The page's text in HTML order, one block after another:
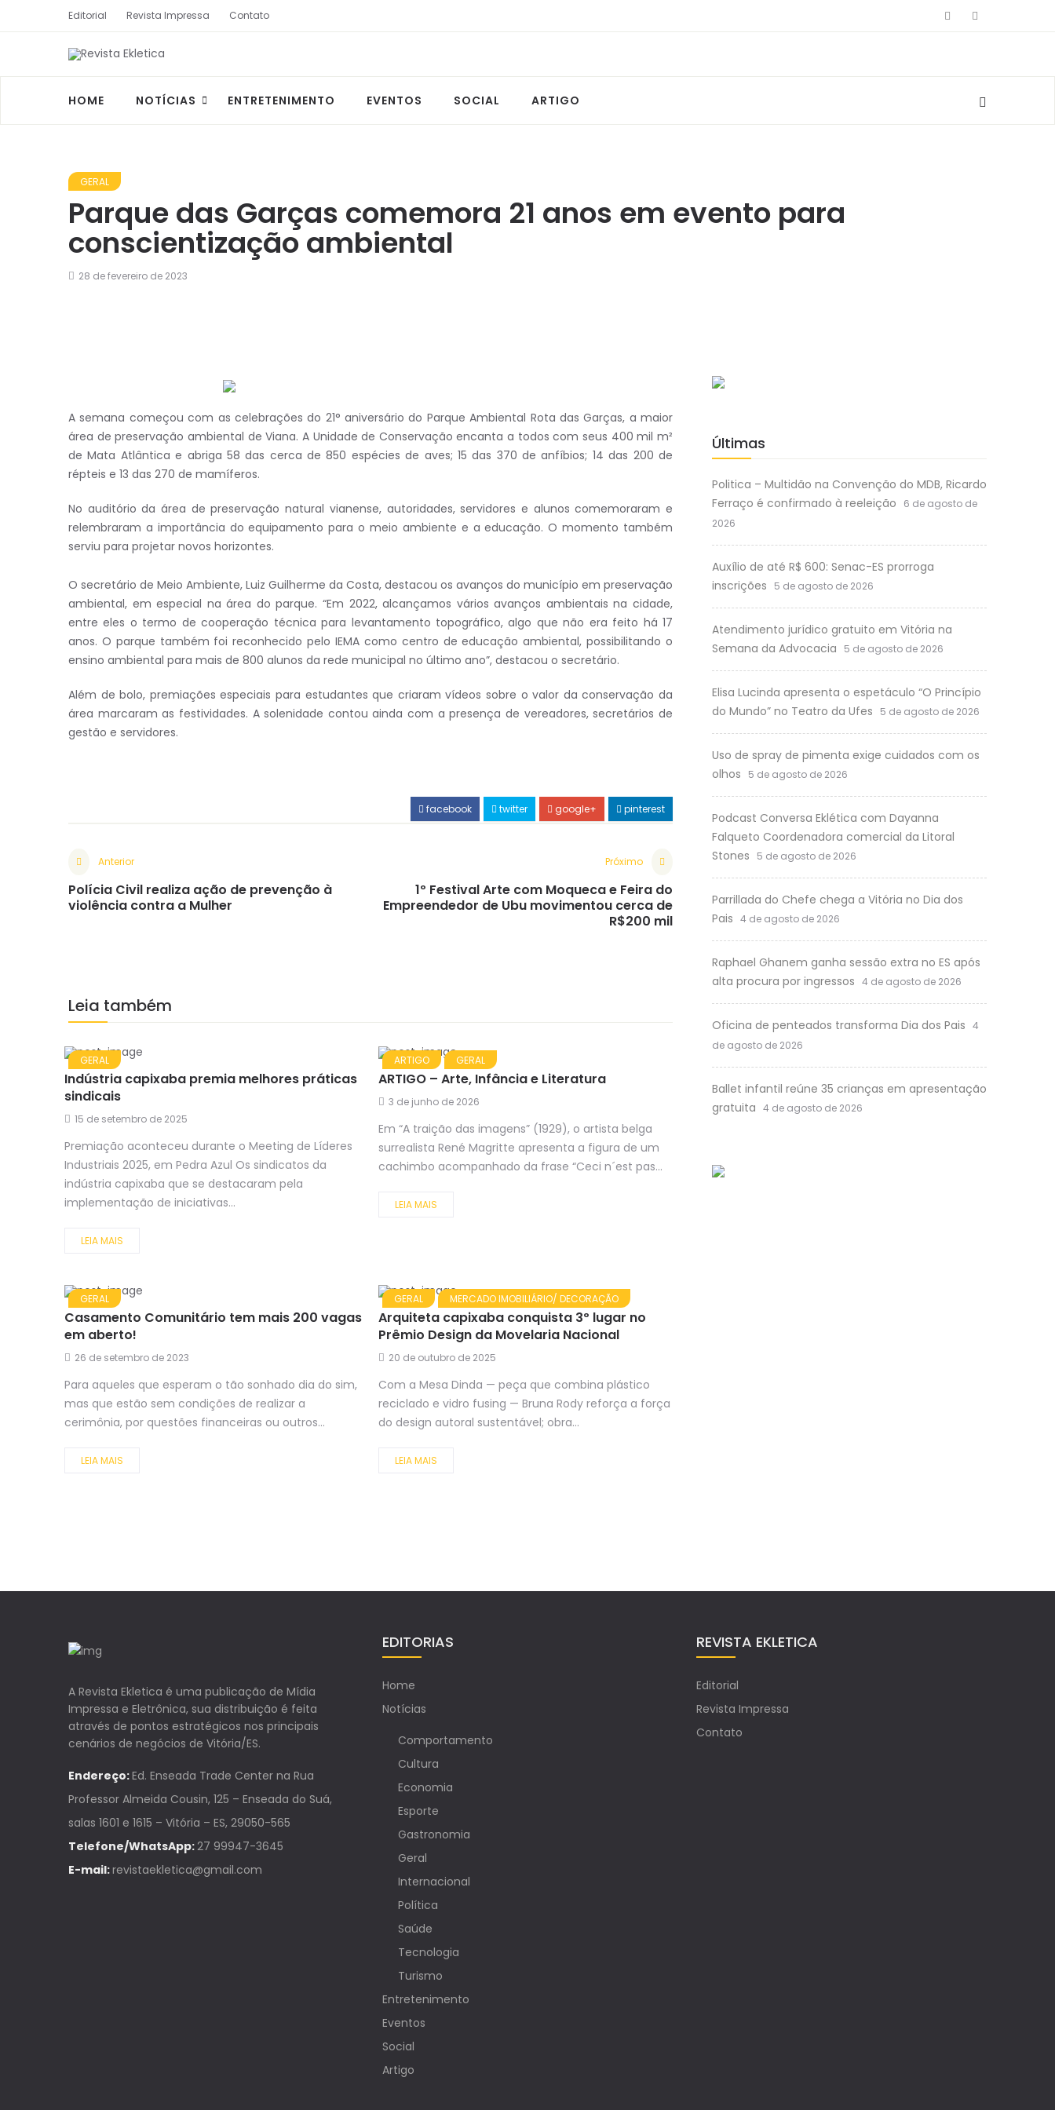
Editorial Revista Impressa Contato
HOME NOTÍCIAS ENTRETENIMENTO EVENTOS SOCIAL ARTIGO
GERAL
Parque das Garças comemora 21 anos em evento para
conscientização ambiental
28 de fevereiro de 2023
A semana começou com as celebrações do 21° aniversário do Parque Ambiental Rota das Garças, a maior
área de preservação ambiental de Viana. A Unidade de Conservação encanta a todos com seus 400 mil m²
de Mata Atlântica e abriga 58 das cerca de 850 espécies de aves; 15 das 370 de anfíbios; 14 das 200 de
répteis e 13 das 270 de mamíferos.
No auditório da área de preservação natural vianense, autoridades, servidores e alunos comemoraram e
relembraram a importância do equipamento para o meio ambiente e a educação. O momento também
serviu para projetar novos horizontes.
O secretário de Meio Ambiente, Luiz Guilherme da Costa, destacou os avanços do município em preservação
ambiental, em especial na área do parque. “Em 2022, alcançamos vários avanços ambientais na cidade,
entre eles o termo de cooperação técnica para levantamento topográfico, algo que não era feito há 17
anos. O parque também foi reconhecido pelo IEMA como centro de educação ambiental, possibilitando o
ensino ambiental para mais de 800 alunos da rede municipal no último ano”, destacou o secretário.
Além de bolo, premiações especiais para estudantes que criaram vídeos sobre o valor da conservação da
área marcaram as festividades. A solenidade contou ainda com a presença de vereadores, secretários de
gestão e servidores.
facebook twitter google+ pinterest
Anterior
Polícia Civil realiza ação de prevenção à
violência contra a Mulher
Próximo
1º Festival Arte com Moqueca e Feira do
Empreendedor de Ubu movimentou cerca de
R$200 mil
Leia também
GERAL
Indústria capixaba premia melhores práticas
sindicais
15 de setembro de 2025
Premiação aconteceu durante o Meeting de Líderes
Industriais 2025, em Pedra Azul Os sindicatos da
indústria capixaba que se destacaram pela
implementação de iniciativas...
LEIA MAIS
ARTIGO GERAL
ARTIGO – Arte, Infância e Literatura
3 de junho de 2026
Em “A traição das imagens” (1929), o artista belga
surrealista René Magritte apresenta a figura de um
cachimbo acompanhado da frase “Ceci n´est pas...
LEIA MAIS
GERAL
Casamento Comunitário tem mais 200 vagas
em aberto!
26 de setembro de 2023
Para aqueles que esperam o tão sonhado dia do sim,
mas que estão sem condições de realizar a
cerimônia, por questões financeiras ou outros...
LEIA MAIS
GERAL MERCADO IMOBILIÁRIO/ DECORAÇÃO
Arquiteta capixaba conquista 3º lugar no
Prêmio Design da Movelaria Nacional
20 de outubro de 2025
Com a Mesa Dinda — peça que combina plástico
reciclado e vidro fusing — Bruna Rody reforça a força
do design autoral sustentável; obra...
LEIA MAIS
Últimas
Politica – Multidão na Convenção do MDB, Ricardo
Ferraço é confirmado à reeleição
6 de agosto de
2026
Auxílio de até R$ 600: Senac-ES prorroga
inscrições
5 de agosto de 2026
Atendimento jurídico gratuito em Vitória na
Semana da Advocacia
5 de agosto de 2026
Elisa Lucinda apresenta o espetáculo “O Princípio
do Mundo” no Teatro da Ufes
5 de agosto de 2026
Uso de spray de pimenta exige cuidados com os
olhos
5 de agosto de 2026
Podcast Conversa Eklética com Dayanna
Falqueto Coordenadora comercial da Litoral
Stones
5 de agosto de 2026
Parrillada do Chefe chega a Vitória no Dia dos
Pais 4 de agosto de 2026
Raphael Ghanem ganha sessão extra no ES após
alta procura por ingressos 4 de agosto de 2026
Oficina de penteados transforma Dia dos Pais 4
de agosto de 2026
Ballet infantil reúne 35 crianças em apresentação
gratuita 4 de agosto de 2026
A Revista Ekletica é uma publicação de Mídia
Impressa e Eletrônica, sua distribuição é feita
através de pontos estratégicos nos principais
cenários de negócios de Vitória/ES.
Endereço:Ed. Enseada Trade Center na Rua
Professor Almeida Cousin, 125 – Enseada do Suá,
salas 1601 e 1615 – Vitória – ES, 29050-565
Telefone/WhatsApp:27 99947-3645
E-mail:revistaekletica@gmail.com
EDITORIAS
Home
Notícias
Comportamento
Cultura
Economia
Esporte
Gastronomia
Geral
Internacional
Política
Saúde
Tecnologia
Turismo
Entretenimento
Eventos
Social
Artigo
REVISTA EKLETICA
Editorial
Revista Impressa
Contato